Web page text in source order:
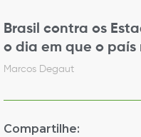
Brasil contra os
o dia em que o país
Marcos Degaut
Compartilhe: